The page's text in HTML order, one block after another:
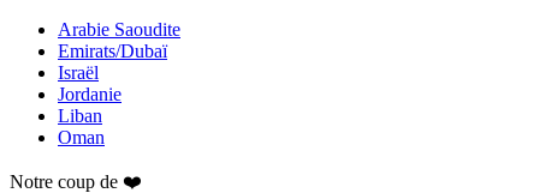
Arabie Saoudite
Emirats/Dubaï
Israël
Jordanie
Liban
Oman
Notre coup de ❤️